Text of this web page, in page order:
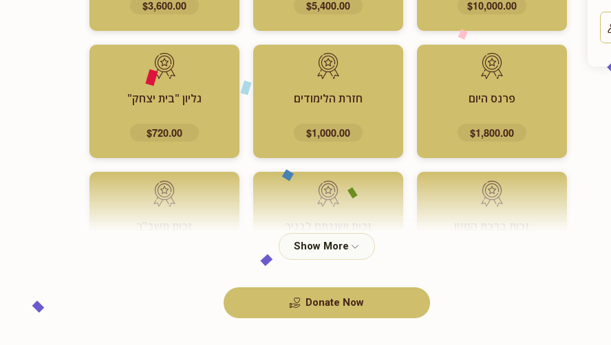
$10,000.00
$5,400.00
$3,600.00
פרנס היום
$1,800.00
חזרת הלימודים
$1,000.00
גליון "בית יצחק"
$720.00
זכות ברכת המזון זכות ושננתם לבניך
$360.00
זכות תשב"ר
Donate Now